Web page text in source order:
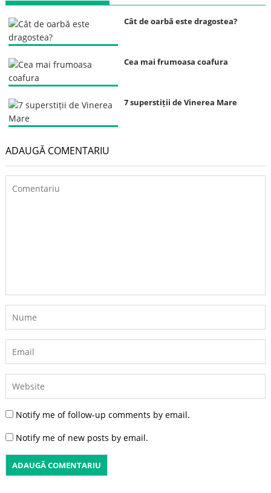
Cât de oarbă este dragostea?
Cea mai frumoasa coafura
7 superstiții de Vinerea Mare
ADAUGĂ COMENTARIU
Notify me of follow-up comments by email.
Notify me of new posts by email.